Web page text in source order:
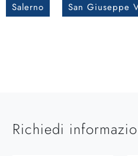
Salerno
San Giuseppe
Richiedi